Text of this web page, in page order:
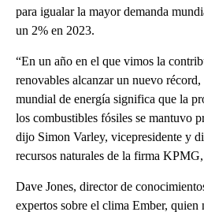
para igualar la mayor demanda
un 2% en 2023.
“En un año en el que vimos la
renovables alcanzar un nuevo récord,
mundial de energía significa que la
los combustibles fósiles se mantuvo
dijo Simon Varley, vicepresidente y
recursos naturales de la firma
Dave Jones, director de
expertos sobre el clima Ember,